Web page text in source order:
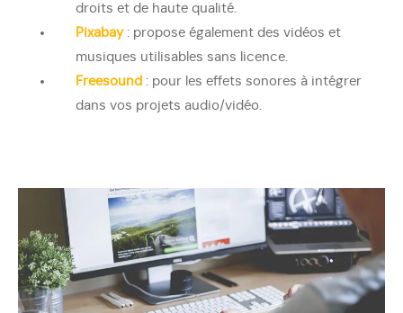
droits et de haute qualité.
Pixabay: propose également des vidéos et
musiques utilisables sans licence.
Freesound : pour les effets sonores à intégrer
dans vos projets audio/vidéo.